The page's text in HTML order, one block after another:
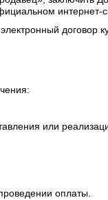
интернет-
договор
или
оплаты.